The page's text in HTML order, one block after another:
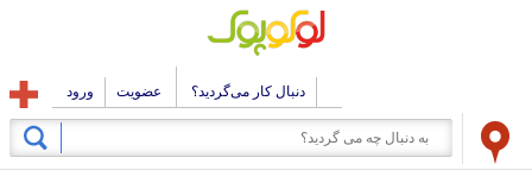
دنبال کار می‌گردید؟ عضویت ورود